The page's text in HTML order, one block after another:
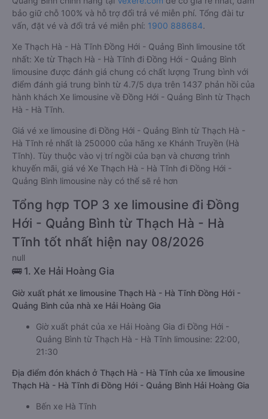
bảo giữ chỗ 100% và hỗ trợ đổi trả vé miễn phí. Tổng đài tư
vấn, đặt vé và đổi trả vé miễn phí: 1900 888684.
Xe Thạch Hà - Hà Tĩnh Đồng Hới - Quảng Bình limousine tốt
nhất: Xe từ Thạch Hà - Hà Tĩnh đi Đồng Hới - Quảng Bình
limousine được đánh giá chung có chất lượng Trung bình với
điểm đánh giá trung bình từ 4.7/5 dựa trên 1437 phản hồi của
hành khách Xe limousine về Đồng Hới - Quảng Bình từ Thạch
Hà - Hà Tĩnh.
Giá vé xe limousine đi Đồng Hới - Quảng Bình từ Thạch Hà -
Hà Tĩnh rẻ nhất là 250000 của hãng xe Khánh Truyền (Hà
Tĩnh). Tùy thuộc vào vị trí ngồi của bạn và chương trình
khuyến mãi, giá vé Xe Thạch Hà - Hà Tĩnh đi Đồng Hới -
Quảng Bình limousine này có thể sẽ rẻ hơn
Tổng hợp TOP 3 xe limousine đi Đồng
Hới - Quảng Bình từ Thạch Hà - Hà
Tĩnh tốt nhất hiện nay 08/2026
null
🚌 1. Xe Hải Hoàng Gia
Giờ xuất phát xe limousine Thạch Hà - Hà Tĩnh Đồng Hới -
Quảng Bình của nhà xe Hải Hoàng Gia
Giờ xuất phát của xe Hải Hoàng Gia đi Đồng Hới -
Quảng Bình từ Thạch Hà - Hà Tĩnh limousine: 22:00,
21:30
Địa điểm đón khách ở Thạch Hà - Hà Tĩnh của xe limousine
Thạch Hà - Hà Tĩnh đi Đồng Hới - Quảng Bình Hải Hoàng Gia
Bến xe Hà Tĩnh